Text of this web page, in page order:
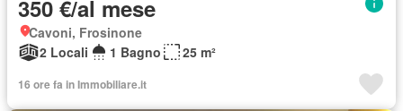
350 €/al mese
Cavoni, Frosinone
2 Locali
1 Bagno 25 m²
16 ore fa in Immobiliare.it